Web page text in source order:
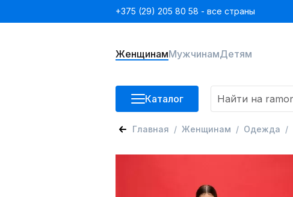
+375 (29) 205 80 58 - все страны
ЖенщинамМужчинамДетям
Каталог
Главная Женщинам Одежда